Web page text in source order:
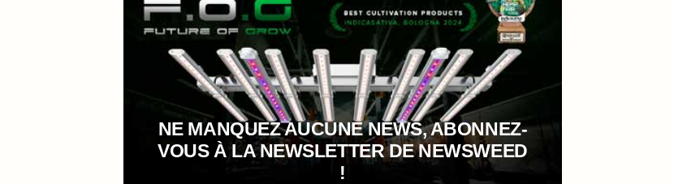
NE MANQUEZ AUCUNE NEWS, ABONNEZ-
VOUS À LA NEWSLETTER DE NEWSWEED
!